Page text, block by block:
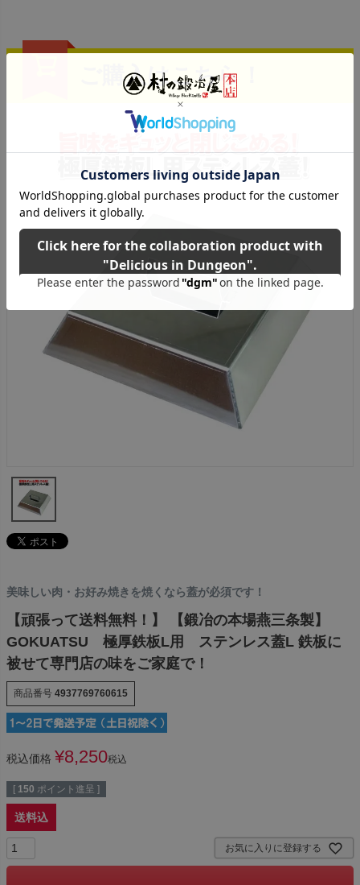
ご購入はこちら！
美味しい肉・お好み焼きを焼くなら蓋が必須です！
【頑張って送料無料！】 【鍛冶の本場燕三条製】
GOKUATSU 極厚鉄板L用 ステンレス蓋L 鉄板に
被せて専門店の味をご家庭で！
商品番号 4937769760615
税込価格 ¥8,250税込
[ 150 ポイント進呈 ]
送料込
お気に入りに登録する